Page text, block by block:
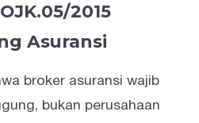
2015
Asuransi
broker asuransi wajib
bukan perusahaan